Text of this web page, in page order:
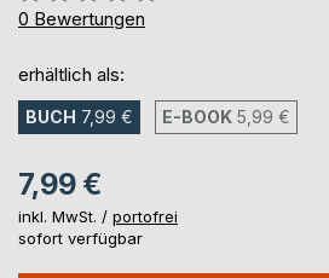
0%
0 Bewertungen
erhältlich als:
BUCH 7,99 € E-BOOK 5,99 €
7,99 €
inkl. MwSt. / portofrei
sofort verfügbar